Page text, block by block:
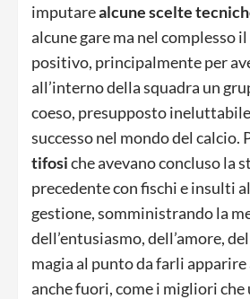
imputarealcune scelte
alcune gare ma nel complesso
positivo, principalmente per
all’interno della squadra un
coeso, presupposto
successo nel mondo del calcio.
tifosiche avevano concluso la
precedente con fischi e insulti
gestione, somministrando la
dell’entusiasmo, dell’amore,
magia al punto da farli apparire
anche fuori, come i migliori che